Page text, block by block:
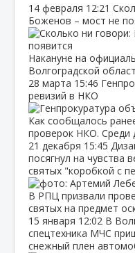
14 февраля 12:21
Боженов – мост не
Накануне на
Волгоградской
28 марта 15:46
ревизий в НКО
Как сообщалось
проверок НКО. Среди
21 декабря 15:45
посягнул на чувства
святых "коробкой с
В РПЦ призвали
святых на предмет
15 января 12:02 В
спецтехника МЧС
снежный плен